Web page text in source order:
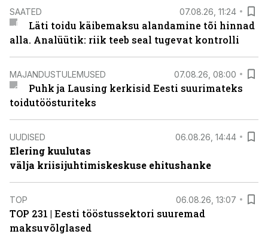
SAATED 07.08.26, 11:24
Läti toidu käibemaksu alandamine tõi hinnad
alla. Analüütik: riik teeb seal tugevat kontrolli
MAJANDUSTULEMUSED 07.08.26, 08:00
Puhk ja Lausing kerkisid Eesti suurimateks
toidutöösturiteks
UUDISED 06.08.26, 14:44
Elering kuulutas
välja kriisijuhtimiskeskuse ehitushanke
TOP 06.08.26, 13:07
TOP 231 | Eesti tööstussektori suuremad
maksuvõlglased